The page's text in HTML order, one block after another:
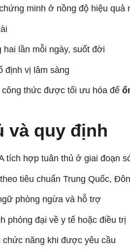
minh ở nồng độ hiệu quả
lần mỗi ngày, suốt đời
định vị lâm sàng
thức được tối ưu hóa để
và quy định
tích hợp tuân thủ ở giai đoạn
tiêu chuẩn Trung Quốc,
phòng ngừa và hỗ trợ
phóng đại về y tế hoặc điều trị
năng khi được yêu cầu